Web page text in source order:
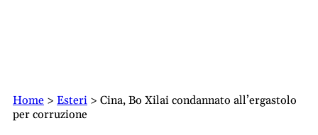
Home > Esteri > Cina, Bo Xilai condannato all’ergastolo
per corruzione